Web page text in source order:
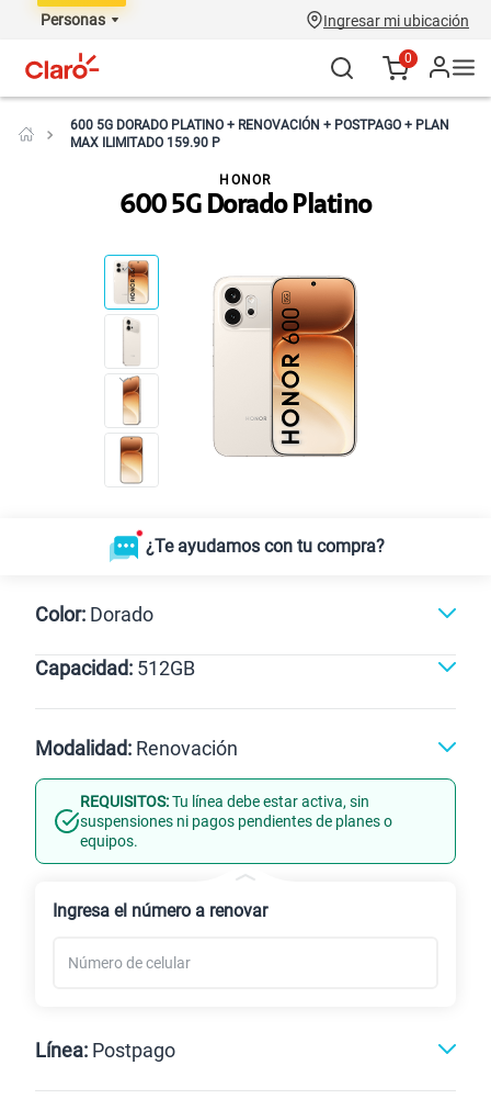
Personas Ingresar mi ubicación
0
600 5G DORADO PLATINO + RENOVACIÓN + POSTPAGO + PLAN
MAX ILIMITADO 159.90 P
600 5G Dorado Platino
HONOR
¿Te ayudamos con tu compra?
Color: Dorado
Naranja
Capacidad: 512GB
512GB
Modalidad: Renovación
Línea Nueva Portabilidad
REQUISITOS:Tu línea debe estar activa, sin
suspensiones ni pagos pendientes de planes o
equipos.
Ingresa el número a renovar
Línea: Postpago